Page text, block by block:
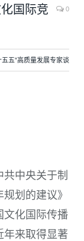
国际竞
0
五五”高质量发展专家谈
中央关于制
划的建议》
文化国际传播
年来取得显著